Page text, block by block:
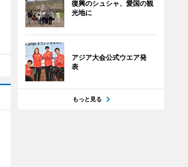
復興のシュシャ、愛国の観
光地に
アジア大会公式ウエア発
表
もっと見る